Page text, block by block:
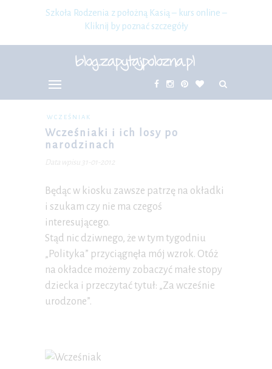
Szkoła Rodzenia z położną Kasią – kurs online –
Kliknij by poznać szczegóły
WCZEŚNIAK
Wcześniaki i ich losy po
narodzinach
Data wpisu 31-01-2012
Będąc w kiosku zawsze patrzę na okładki
i szukam czy nie ma czegoś
interesującego.
Stąd nic dziwnego, że w tym tygodniu
„Polityka” przyciągnęła mój wzrok. Otóż
na okładce możemy zobaczyć małe stopy
dziecka i przeczytać tytuł: „Za wcześnie
urodzone”.